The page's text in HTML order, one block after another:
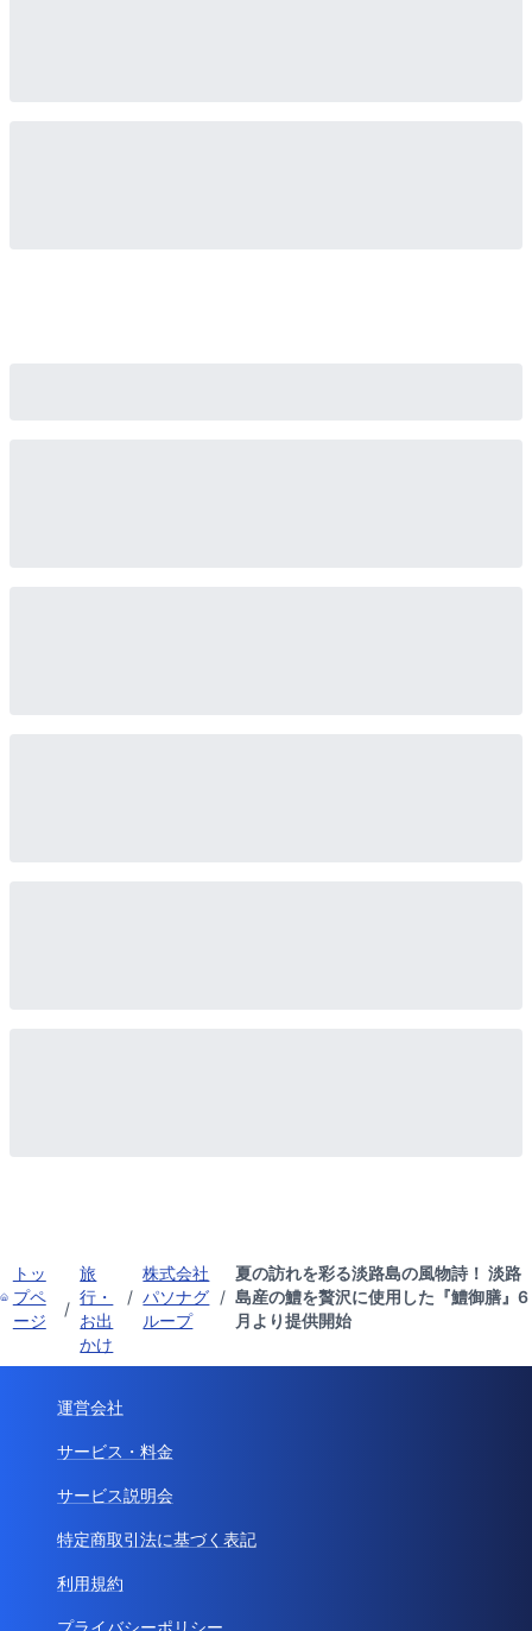
トッ
プペ
ージ
/
旅
行・
お出
かけ
/
株式会社
パソナグ
ループ
/
夏の訪れを彩る淡路島の風物詩！ 淡路
島産の鱧を贅沢に使用した『鱧御膳』6
月より提供開始
運営会社
サービス・料金
サービス説明会
特定商取引法に基づく表記
利用規約
プライバシーポリシー